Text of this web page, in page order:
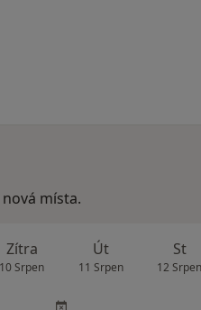
místa.
Zítra
10 Srpen
Út
11 Srpen
St
12 Srpen